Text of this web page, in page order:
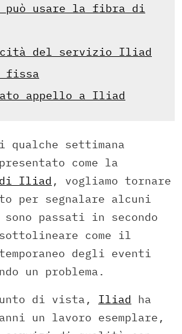
può usare la fibra di
del servizio Iliad
fissa
appello a Iliad
qualche settimana
come la
di Iliad , vogliamo tornare
per segnalare alcuni
passati in secondo
come il
degli eventi
un problema.
di vista, Iliad ha
un lavoro esemplare,